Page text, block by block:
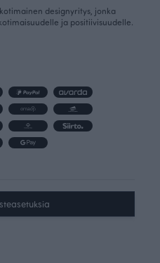
designyritys, jonka
ja positiivisuudelle.